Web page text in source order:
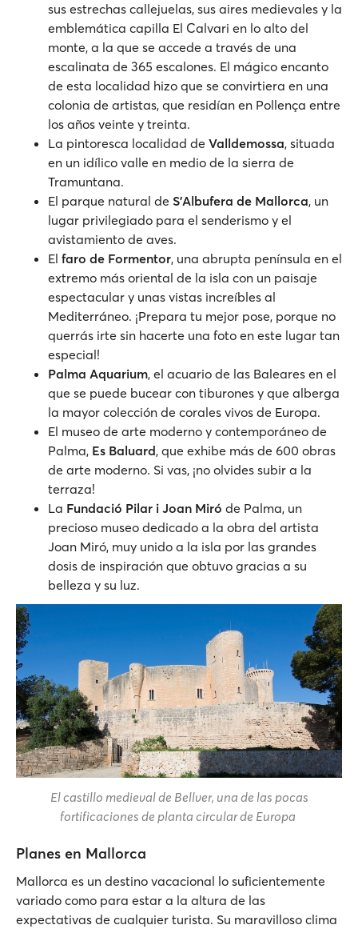
sus estrechas callejuelas, sus aires medievales y la
emblemática capilla El Calvari en lo alto del
monte, a la que se accede a través de una
escalinata de 365 escalones. El mágico encanto
de esta localidad hizo que se convirtiera en una
colonia de artistas, que residían en Pollença entre
los años veinte y treinta.
La pintoresca localidad de Valldemossa, situada
en un idílico valle en medio de la sierra de
Tramuntana.
El parque natural de S'Albufera de Mallorca, un
lugar privilegiado para el senderismo y el
avistamiento de aves.
El faro de Formentor, una abrupta península en el
extremo más oriental de la isla con un paisaje
espectacular y unas vistas increíbles al
Mediterráneo. ¡Prepara tu mejor pose, porque no
querrás irte sin hacerte una foto en este lugar tan
especial!
Palma Aquarium, el acuario de las Baleares en el
que se puede bucear con tiburones y que alberga
la mayor colección de corales vivos de Europa.
El museo de arte moderno y contemporáneo de
Palma, Es Baluard, que exhibe más de 600 obras
de arte moderno. Si vas, ¡no olvides subir a la
terraza!
La Fundació Pilar i Joan Miró de Palma, un
precioso museo dedicado a la obra del artista
Joan Miró, muy unido a la isla por las grandes
dosis de inspiración que obtuvo gracias a su
belleza y su luz.
El castillo medieval de Bellver, una de las pocas
fortificaciones de planta circular de Europa
Planes en Mallorca
Mallorca es un destino vacacional lo suficientemente
variado como para estar a la altura de las
expectativas de cualquier turista. Su maravilloso clima